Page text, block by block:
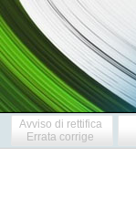
Avviso di rettifica
Errata corrige